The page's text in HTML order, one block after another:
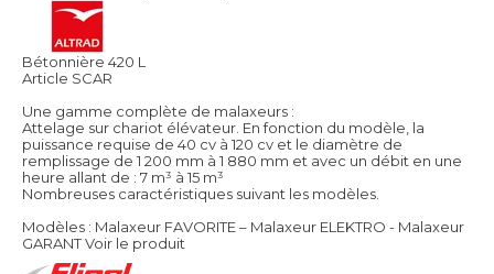
Bétonnière 420 L
Article SCAR
Une gamme complète de malaxeurs :
Attelage sur chariot élévateur. En fonction du modèle, la
puissance requise de 40 cv à 120 cv et le diamètre de
remplissage de 1 200 mm à 1 880 mm et avec un débit en une
heure allant de : 7 m³ à 15 m³
Nombreuses caractéristiques suivant les modèles.
Modèles : Malaxeur FAVORITE – Malaxeur ELEKTRO - Malaxeur
GARANTVoir le produit